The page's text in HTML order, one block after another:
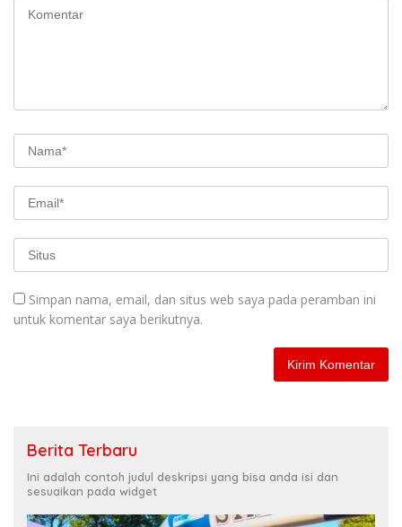
Simpan nama, email, dan situs web saya pada peramban ini
untuk komentar saya berikutnya.
Berita Terbaru
Ini adalah contoh judul deskripsi yang bisa anda isi dan
sesuaikan pada widget